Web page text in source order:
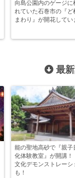
向島公園内のゲージに
れていた石巻市の『ど
まわり』が開花してい
最
能の聖地高砂で『親子
化体験教室』が開講！
文化デモンストレーシ
も！